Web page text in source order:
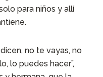
para niños y allí
no te vayas, no
lo puedes hacer”,